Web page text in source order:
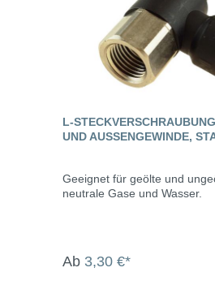
L-
UND AUSSENGEWINDE,
Geeignet für geölte und
neutrale Gase und Wasser.
Ab 3,30 €*